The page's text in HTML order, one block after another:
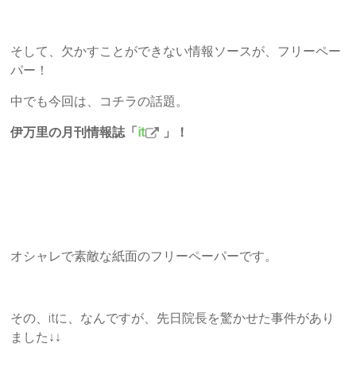
そして、欠かすことができない情報ソースが、フリーペー
パー！
中でも今回は、コチラの話題。
伊万里の月刊情報誌「it 」！
オシャレで素敵な紙面のフリーペーパーです。
その、itに、なんですが、先日院長を驚かせた事件があり
ました↓↓